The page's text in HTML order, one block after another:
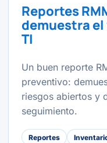
Reportes
demuestra
TI
Un buen reporte
preventivo:
riesgos abiertos y
seguimiento.
Reportes